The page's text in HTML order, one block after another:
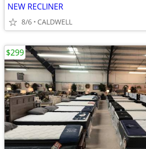
NEW RECLINER
8/6 CALDWELL
$299